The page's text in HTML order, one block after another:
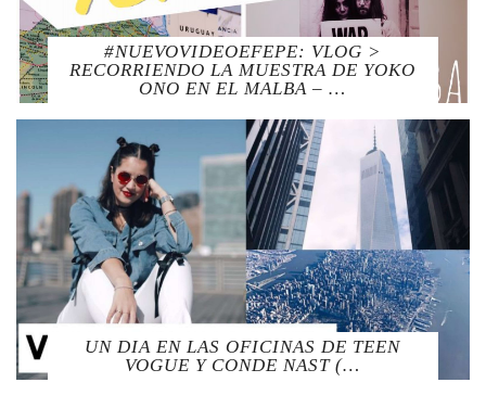
#NUEVOVIDEOEFEPE: VLOG >
RECORRIENDO LA MUESTRA DE YOKO
ONO EN EL MALBA – …
UN DIA EN LAS OFICINAS DE TEEN
VOGUE Y CONDE NAST (…